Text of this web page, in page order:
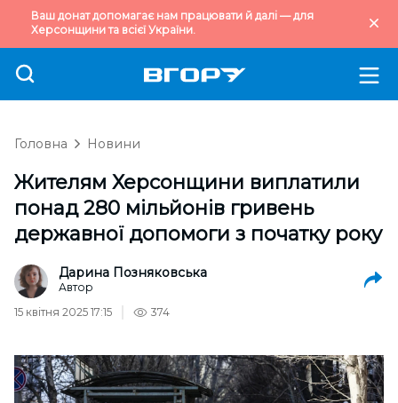
Ваш донат допомагає нам працювати й далі — для
Херсонщини та всієї України.
Головна Новини
Жителям Херсонщини виплатили
понад 280 мільйонів гривень
державної допомоги з початку року
Дарина Позняковська
Автор
15 квітня 2025 17:15
374